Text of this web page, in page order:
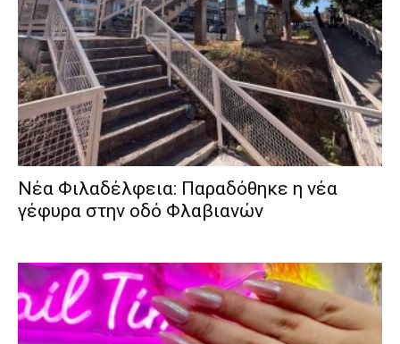
Νέα Φιλαδέλφεια: Παραδόθηκε η νέα
γέφυρα στην οδό Φλαβιανών